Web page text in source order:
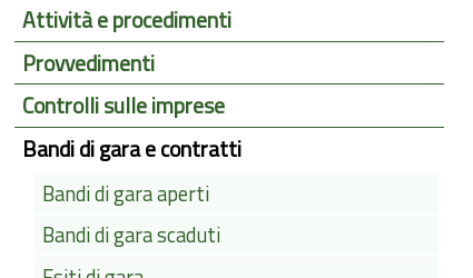
Attività e procedimenti
Provvedimenti
Controlli sulle imprese
Bandi di gara e contratti
Bandi di gara aperti
Bandi di gara scaduti